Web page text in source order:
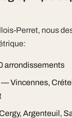
Perret, nous
arrondissements
Vincennes,
Argenteuil,